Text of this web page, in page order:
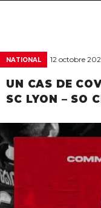
NATIONAL 12 octobre
UN CAS DE
SC LYON – SO